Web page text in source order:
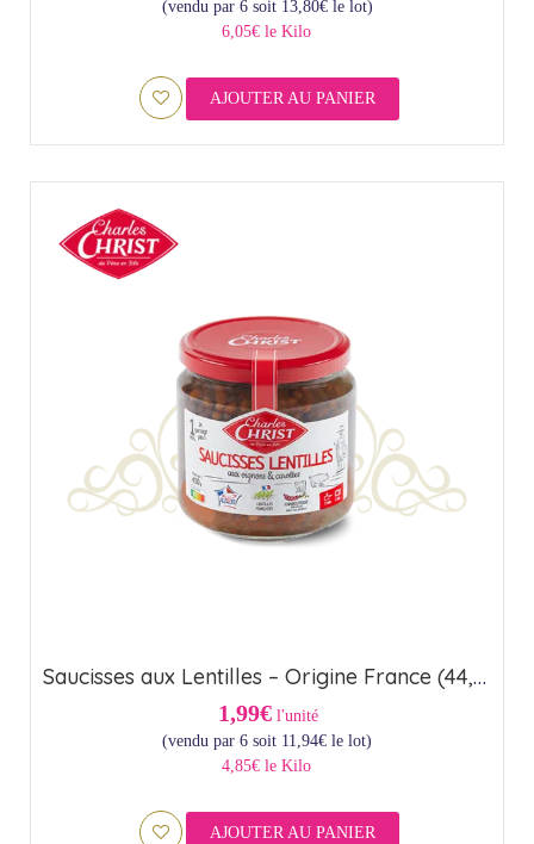
(vendu par 6 soit 13,80€le lot)
6,05€ le Kilo
AJOUTER AU PANIER
Saucisses aux Lentilles – Origine France (44,6cl)
1,99€ l'unité
(vendu par 6 soit 11,94€ le lot)
4,85€ le Kilo
AJOUTER AU PANIER